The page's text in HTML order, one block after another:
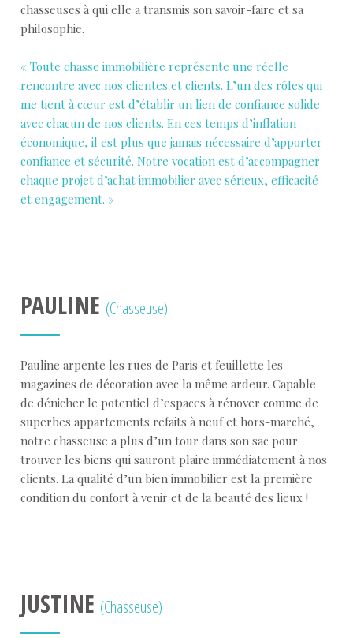
chasseuses à qui elle a transmis son savoir-faire et sa
philosophie.
« Toute chasse immobilière représente une réelle
rencontre avec nos clientes et clients. L’un des rôles qui
me tient à cœur est d’établir un lien de confiance solide
avec chacun de nos clients. En ces temps d’inflation
économique, il est plus que jamais nécessaire d’apporter
confiance et sécurité. Notre vocation est d’accompagner
chaque projet d’achat immobilier avec sérieux, efficacité
et engagement. »
PAULINE (Chasseuse)
Pauline arpente les rues de Paris et feuillette les
magazines de décoration avec la même ardeur. Capable
de dénicher le potentiel d’espaces à rénover comme de
superbes appartements refaits à neuf et hors-marché,
notre chasseuse a plus d’un tour dans son sac pour
trouver les biens qui sauront plaire immédiatement à nos
clients. La qualité d’un bien immobilier est la première
condition du confort à venir et de la beauté des lieux !
JUSTINE (Chasseuse)